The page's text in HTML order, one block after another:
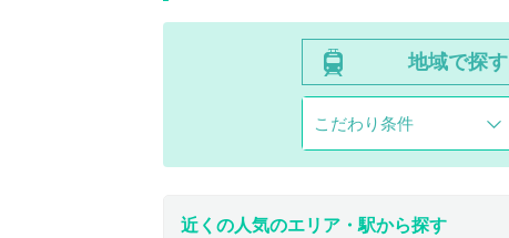
地域で探す
こだわり条件
近くの人気のエリア・駅から探す